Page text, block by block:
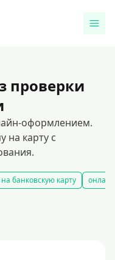
проверки
оформлением.
на карту с
банковскую карту